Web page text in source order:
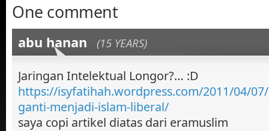
One comment
abu hanan (15 YEARS)
Jaringan Intelektual Longor?… :D
https://isyfatihah.wordpress.com/2011/04/
ganti-menjadi-islam-liberal/
saya copi artikel diatas dari eramuslim